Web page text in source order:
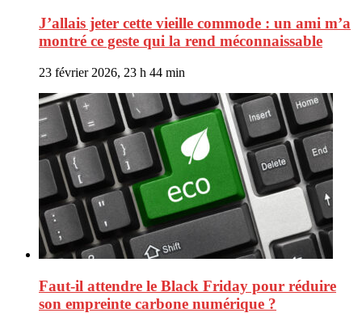
J’allais jeter cette vieille commode : un ami m’a
montré ce geste qui la rend méconnaissable
23 février 2026, 23 h 44 min
Faut-il attendre le Black Friday pour réduire
son empreinte carbone numérique ?